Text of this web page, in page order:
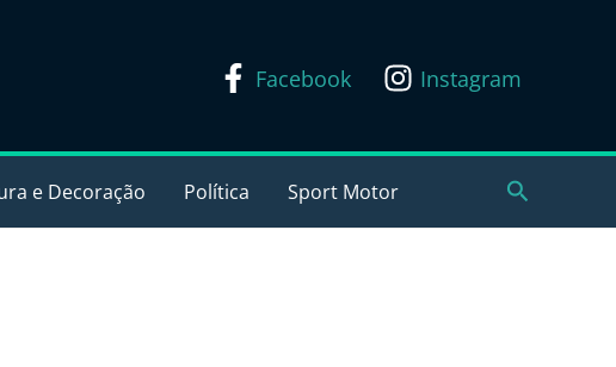
Facebook Instagram
e Decoração Política Sport Motor Pesquisar